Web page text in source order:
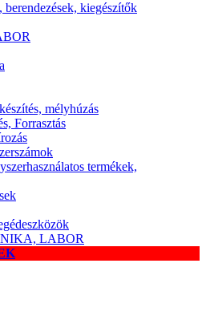
berendezések, kiegészítők
mélyhúzás
Forrasztás
termékek,
LABOR